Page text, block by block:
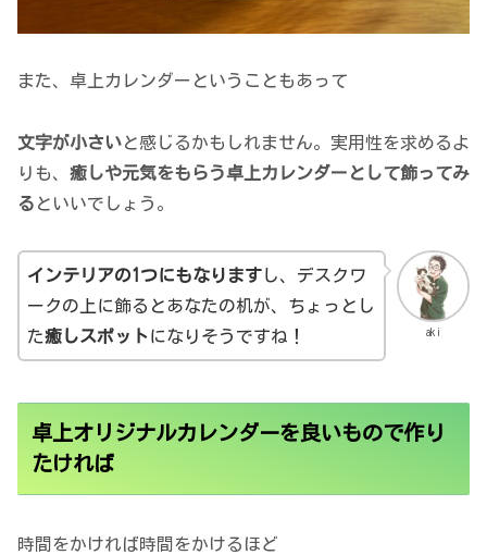
また、卓上カレンダーということもあって
文字が小さいと感じるかもしれません。実用性を求めるよ
りも、 癒しや元気をもらう卓上カレンダーとして飾ってみ
る といいでしょう。
aki
インテリアの1つにもなりますし、デスクワ
ークの上に飾るとあなたの机が、ちょっとし
た癒しスポットになりそうですね！
卓上オリジナルカレンダーを良いもので作り
たければ
時間をかければ時間をかけるほど